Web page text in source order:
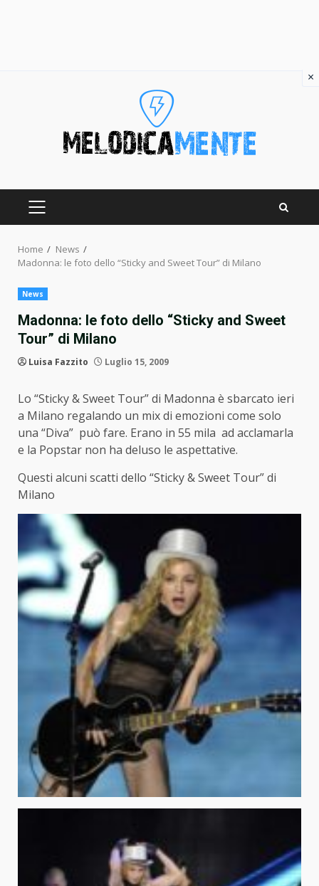
PRIMARY
Home
News
Madonna: le foto dello “Sticky and Sweet Tour” di Milano
News
Madonna: le foto dello “Sticky and Sweet
Tour” di Milano
Luisa Fazzito Luglio 15, 2009
Lo “Sticky & Sweet Tour” di Madonna è sbarcato ieri
a Milano regalando un mix di emozioni come solo
una “Diva” può fare. Erano in 55 mila ad acclamarla
e la Popstar non ha deluso le aspettative.
Questi alcuni scatti dello “Sticky & Sweet Tour” di
Milano
×